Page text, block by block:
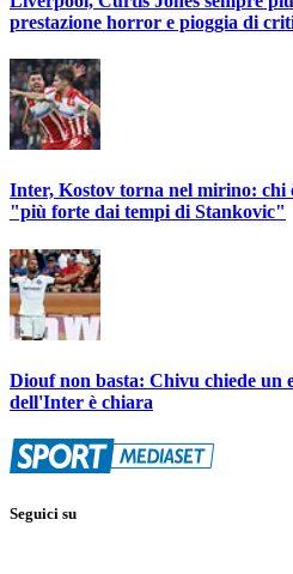
prestazione horror e pioggia di
Inter, Kostov torna nel mirino: chi
"più forte dai tempi di Stankovic"
Diouf non basta: Chivu chiede un
dell'Inter è chiara
Seguici su